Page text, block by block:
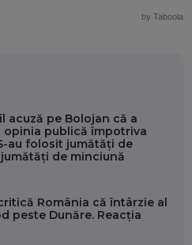
by Taboola
acuză pe Bolojan că a
publică împotriva
au folosit jumătăți de
de minciună
România că întârzie al
peste Dunăre. Reacția